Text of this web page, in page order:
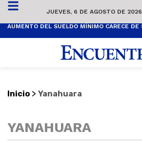
JUEVES, 6 DE AGOSTO DE 2026
Inicio > Yanahuara
YANAHUARA